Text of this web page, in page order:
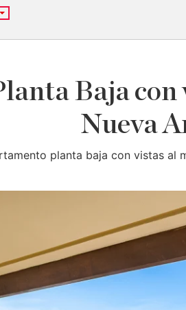
Baja con
Nueva
planta baja con vistas al